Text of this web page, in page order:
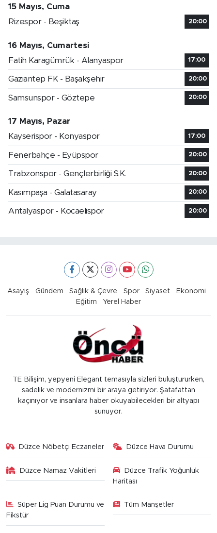
15 Mayıs, Cuma
Rizespor - Beşiktaş
20:00
16 Mayıs, Cumartesi
Fatih Karagümrük - Alanyaspor
17:00
Gaziantep FK - Başakşehir 20:00
Samsunspor - Göztepe 20:00
17 Mayıs, Pazar
Kayserispor - Konyaspor
17:00
Fenerbahçe - Eyüpspor 20:00
Trabzonspor - Gençlerbirliği S.K. 20:00
Kasımpaşa - Galatasaray 20:00
Antalyaspor - Kocaelispor 20:00
Asayiş Gündem Sağlık & Çevre Spor Siyaset
Ekonomi
Eğitim
Yerel Haber
TE Bilişim, yepyeni Elegant temasıyla sizleri buluştururken,
sadelik ve modernizmi bir araya getiriyor. Şatafattan
kaçınıyor ve insanlara haber okuyabilecekleri bir altyapı
sunuyor.
Düzce Nöbetçi Eczaneler Düzce Hava Durumu
Düzce Namaz Vakitleri
Düzce Trafik Yoğunluk
Haritası
Süper Lig Puan Durumu ve
Fikstür
Tüm Manşetler